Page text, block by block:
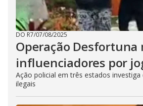
DO R7/07/08/2025
Operação Desfortuna
influenciadores por
Ação policial em três estados
ilegais